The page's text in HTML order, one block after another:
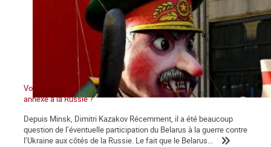
Voyage à Kiev V : Le Bélarus entrera-t-il en guerre ? Sera-t-il
annexé à la Russie ?
Depuis Minsk, Dimitri Kazakov Récemment, il a été beaucoup
question de l’éventuelle participation du Belarus à la guerre contre
l’Ukraine aux côtés de la Russie. Le fait que le Belarus...